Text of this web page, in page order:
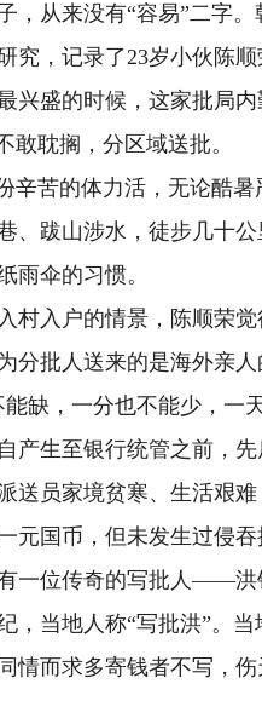
从来没有“容易”二字。
究，记录了23岁小伙陈
盛的时候，这家批局内
敢耽搁，分区域送批。
苦的体力活，无论酷暑
、跋山涉水，徒步几十
雨伞的习惯。
入户的情景，陈顺荣觉
分批人送来的是海外亲
，一分也不能少，一天
产生至银行统管之前，
送员家境贫寒、生活艰
元国币，但未发生过侵
位传奇的写批人——洪铭
，当地人称“写批洪”。
情而求多寄钱者不写，